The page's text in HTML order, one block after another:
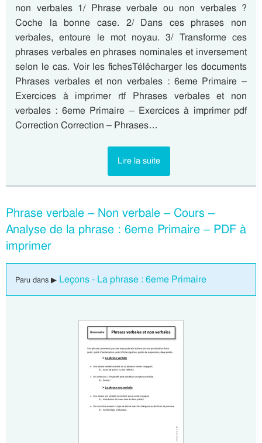
non verbales 1/ Phrase verbale ou non verbales ?
Coche la bonne case. 2/ Dans ces phrases non
verbales, entoure le mot noyau. 3/ Transforme ces
phrases verbales en phrases nominales et inversement
selon le cas. Voir les fichesTélécharger les documents
Phrases verbales et non verbales : 6eme Primaire –
Exercices à imprimer rtf Phrases verbales et non
verbales : 6eme Primaire – Exercices à imprimer pdf
Correction Correction – Phrases…
Lire la suite
Phrase verbale – Non verbale – Cours –
Analyse de la phrase : 6eme Primaire – PDF à
imprimer
Paru dans ▶ Leçons - La phrase : 6eme Primaire